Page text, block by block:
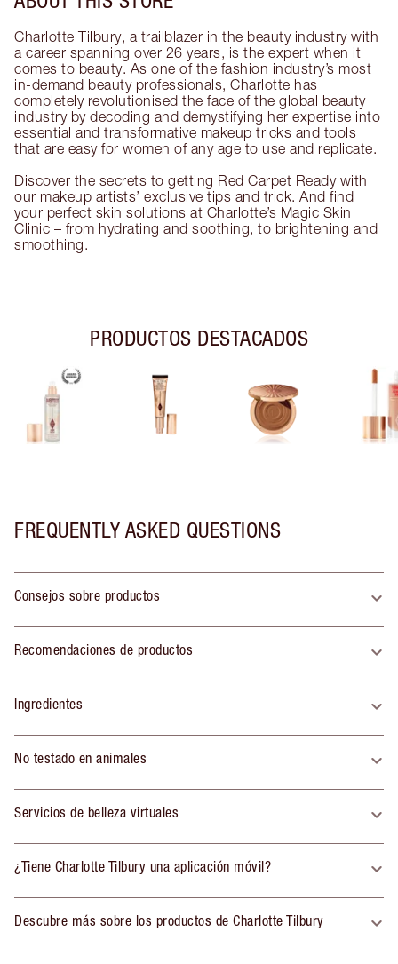
Charlotte Tilbury, a trailblazer in the beauty industry with
a career spanning over 26 years, is the expert when it
comes to beauty. As one of the fashion industry’s most
in-demand beauty professionals, Charlotte has
completely revolutionised the face of the global beauty
industry by decoding and demystifying her expertise into
essential and transformative makeup tricks and tools
that are easy for women of any age to use and replicate.
Discover the secrets to getting Red Carpet Ready with
our makeup artists’ exclusive tips and trick. And find
your perfect skin solutions at Charlotte’s Magic Skin
Clinic – from hydrating and soothing, to brightening and
smoothing.
PRODUCTOS DESTACADOS
FREQUENTLY ASKED QUESTIONS
Consejos sobre productos
Recomendaciones de productos
Ingredientes
No testado en animales
Servicios de belleza virtuales
¿Tiene Charlotte Tilbury una aplicación móvil?
Descubre más sobre los productos de Charlotte Tilbury